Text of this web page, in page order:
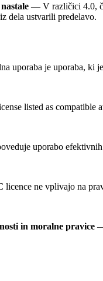
— V različici 4.0,
dela ustvarili predelavo.
uporaba je uporaba, ki
listed as compatible
uporabo
ne vplivajo na
in moralne pravice